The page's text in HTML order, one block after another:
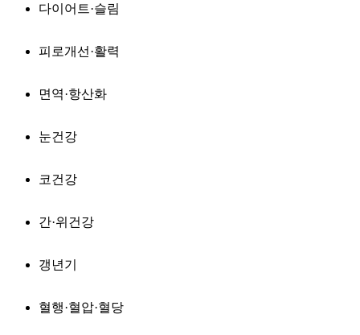
다이어트·슬림
피로개선·활력
면역·항산화
눈건강
코건강
간·위건강
갱년기
혈행·혈압·혈당